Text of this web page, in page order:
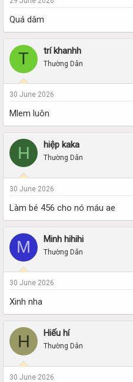
Quá dâm
T trí khanhh
Thường Dân
30 June 2026
Mlem luôn
H hiệp kaka
Thường Dân
30 June 2026
Làm bé 456 cho nó máu ae
M Minh hihihi
Thường Dân
30 June 2026
Xinh nha
H Hiếu hí
Thường Dân
30 June 2026